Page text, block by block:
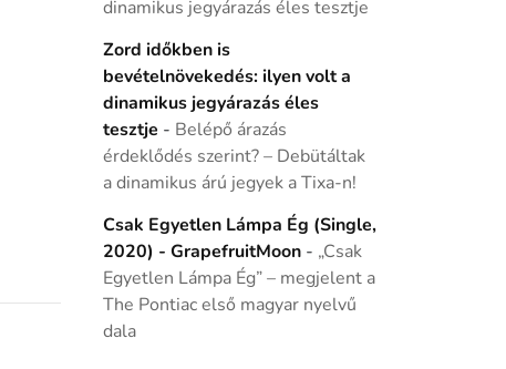
dinamikus jegyárazás éles tesztje
Zord időkben is
bevételnövekedés: ilyen volt a
dinamikus jegyárazás éles
tesztje - Belépő árazás
érdeklődés szerint? – Debütáltak
a dinamikus árú jegyek a Tixa-n!
Csak Egyetlen Lámpa Ég (Single,
2020) - GrapefruitMoon- „Csak
Egyetlen Lámpa Ég” – megjelent a
The Pontiac első magyar nyelvű
dala